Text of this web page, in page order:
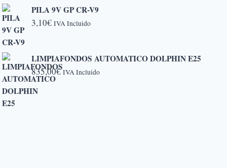
PILA 9V GP CR-V9
3,10€ IVA Incluido
LIMPIAFONDOS AUTOMATICO DOLPHIN E25
835,00€ IVA Incluido